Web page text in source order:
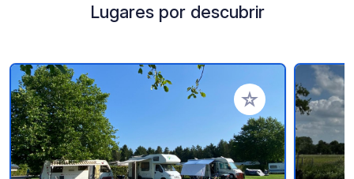
Lugares por descubrir
Añadir a tus